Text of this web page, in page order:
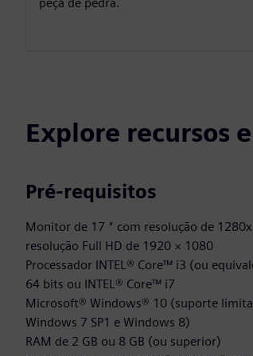
peça de pedra.
Explore recursos
Pré-requisitos
Monitor de 17 ″ com resolução de
resolução Full HD de 1920 × 1080
Processador INTEL® Core™ i3 (ou
64 bits ou INTEL® Core™ i7
Microsoft® Windows® 10 (suporte
Windows 7 SP1 e Windows 8)
RAM de 2 GB ou 8 GB (ou superior)